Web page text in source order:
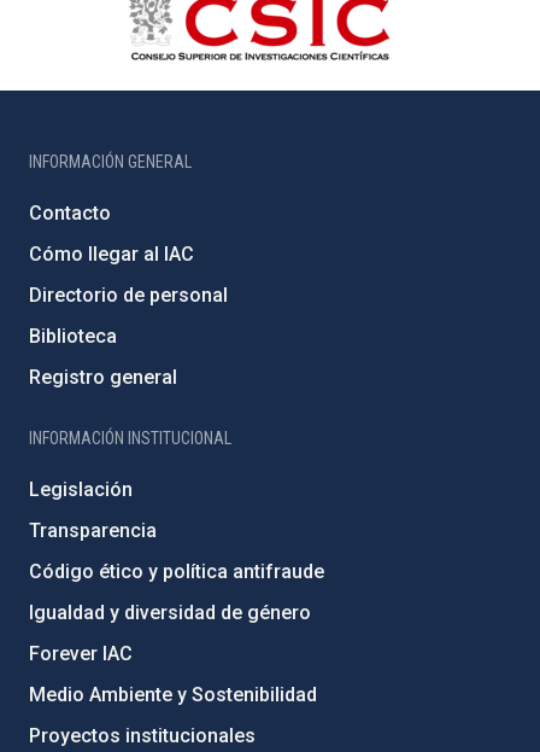
INFORMACIÓN GENERAL
Contacto
Cómo llegar al IAC
Directorio de personal
Biblioteca
Registro general
INFORMACIÓN INSTITUCIONAL
Legislación
Transparencia
Código ético y política antifraude
Igualdad y diversidad de género
Forever IAC
Medio Ambiente y Sostenibilidad
Proyectos institucionales